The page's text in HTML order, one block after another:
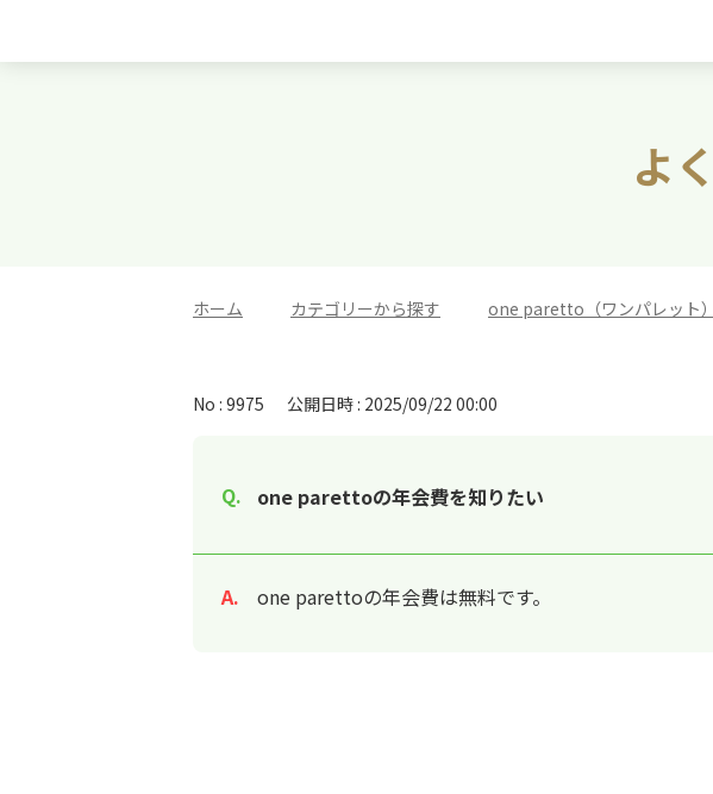
よ
ホーム カテゴリーから探す one paretto（ワンパレット）
No : 9975 公開日時 : 2025/09/22 00:00
one parettoの年会費を知りたい
回答
one parettoの年会費は無料です。